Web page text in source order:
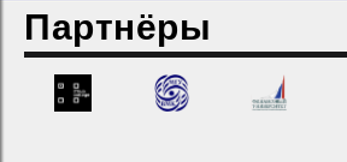
Партнёры